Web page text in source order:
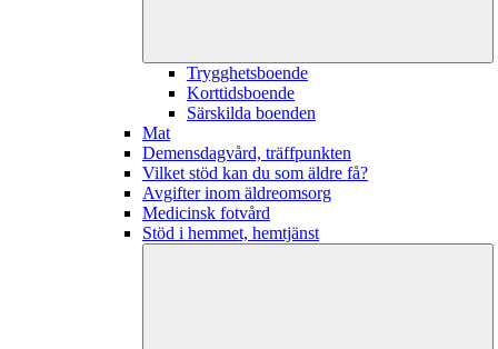
Trygghetsboende
Korttidsboende
Särskilda boenden
Mat
Demensdagvård, träffpunkten
Vilket stöd kan du som äldre få?
Avgifter inom äldreomsorg
Medicinsk fotvård
Stöd i hemmet, hemtjänst